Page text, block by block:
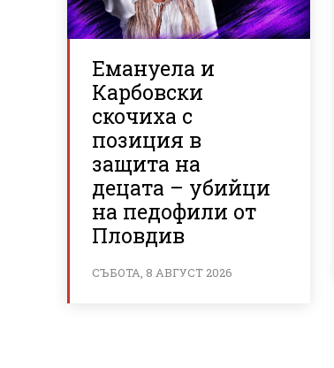
Емануела и
Карбовски
скочиха с
позиция в
защита на
децата – убийци
на педофили от
Пловдив
СЪБОТА, 8 АВГУСТ 2026